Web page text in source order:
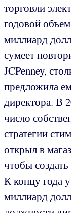
торговли
годовой
миллиард
сумеет
JCPenney,
предложила
директора. В
число
стратегии
открыл в
чтобы
К концу года
миллиард